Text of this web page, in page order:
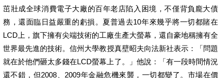
茁壯成全球消費電子大廠的百年老店陷入困境，不僅背負龐大債
務，還面臨日益嚴重的虧損。夏普過去10年來幾乎將一切都賭在
LCD上，旗下擁有尖端技術的工廠生產大螢幕，還自豪地稱擁有全
世界最先進的技術。信州大學教授真壁昭夫向法新社表示：「問題
就在於他們砸太多錢在LCD螢幕上了。」他說：「有一段時間情況
還不錯，但2008、2009年金融危機來襲，一切都變了。市場在價